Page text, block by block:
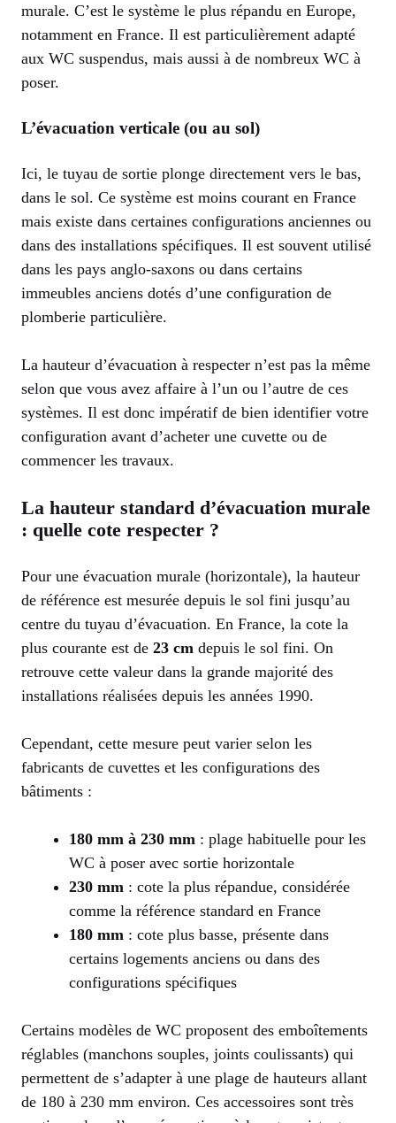
murale. C’est le système le plus répandu en Europe,
notamment en France. Il est particulièrement adapté
aux WC suspendus, mais aussi à de nombreux WC à
poser.
L’évacuation verticale (ou au sol)
Ici, le tuyau de sortie plonge directement vers le bas,
dans le sol. Ce système est moins courant en France
mais existe dans certaines configurations anciennes ou
dans des installations spécifiques. Il est souvent utilisé
dans les pays anglo-saxons ou dans certains
immeubles anciens dotés d’une configuration de
plomberie particulière.
La hauteur d’évacuation à respecter n’est pas la même
selon que vous avez affaire à l’un ou l’autre de ces
systèmes. Il est donc impératif de bien identifier votre
configuration avant d’acheter une cuvette ou de
commencer les travaux.
La hauteur standard d’évacuation murale
: quelle cote respecter ?
Pour une évacuation murale (horizontale), la hauteur
de référence est mesurée depuis le sol fini jusqu’au
centre du tuyau d’évacuation. En France, la cote la
plus courante est de 23 cm depuis le sol fini. On
retrouve cette valeur dans la grande majorité des
installations réalisées depuis les années 1990.
Cependant, cette mesure peut varier selon les
fabricants de cuvettes et les configurations des
bâtiments :
180 mm à 230 mm : plage habituelle pour les
WC à poser avec sortie horizontale
230 mm : cote la plus répandue, considérée
comme la référence standard en France
180 mm : cote plus basse, présente dans
certains logements anciens ou dans des
configurations spécifiques
Certains modèles de WC proposent des emboîtements
réglables (manchons souples, joints coulissants) qui
permettent de s’adapter à une plage de hauteurs allant
de 180 à 230 mm environ. Ces accessoires sont très